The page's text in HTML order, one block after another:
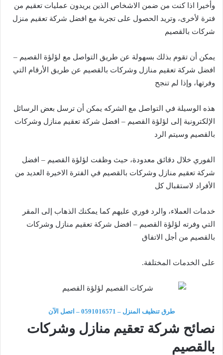
وأخيرا اذا كنت من ضمن الاشخاص الذين يريدون عمليات تعقيم من
فترة لأخرى، وتريد الحصول على تجربة مع افضل شركة تعقيم منزل
شركات بالقصيم
يمكن أن تقوم بذلك بسهولة عن طريق التواصل مع لؤلؤة القصيم –
افضل شركة تعقيم منازل وشركات بالقصيم عن طريق الأرقام التي
وفرتها، وإذا لم تنجح
هذه الوسيلة في التواصل مع الشركه يمكن أن ترسل بعض الرسائل
الإلكترونية إلى لؤلؤة القصيم – افضل شركة تعقيم منازل وشركات
بالقصيم وسيتم الرد
الفوري خلال دقائق معدودة، حيث وظفت لؤلؤة القصيم – افضل
شركة تعقيم منازل وشركات بالقصيم في الفترة الاخيرة العديد من
الأفراد لاستقبال كل
خدمات العملاء، والرد فوري عليهم كما يمكنك الذهاب إلى المقر
التي وفرته لؤلؤة القصيم – افضل شركة تعقيم منازل وشركات
بالقصيم من أجل الاتفاق
على الخدمات المختلفة.
طرق تنظيف المنزل – 0591016571 – اتصل الآن
نصائح شركة تعقيم منازل وشركات
بالقصيم